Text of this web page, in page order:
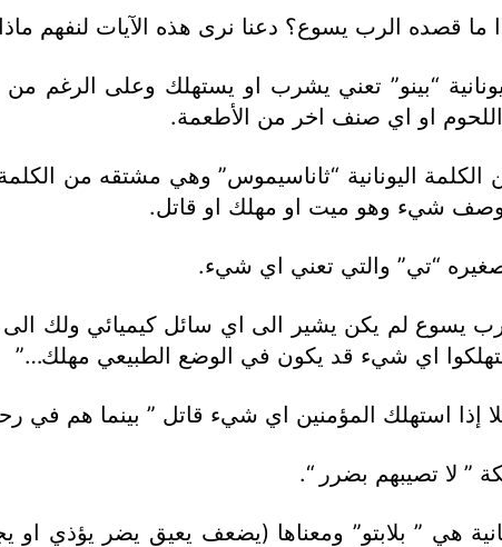
قصده الرب يسوع؟ دعنا نرى هذه الآيات لنفهم
“بينو” تعني يشرب او يستهلك وعلى
او اي صنف اخر من الأطعمة.
اليونانية “ثاناسيموس” وهي مشتقه من
“تي” والتي تعني اي شيء.
يسوع لم يكن يشير الى اي سائل كيميائي ولك
اي شيء قد يكون في الوضع الطبيعي مهلك…”
إذا استهلك المؤمنين اي شيء قاتل ” بينما هم في
” لا تصيبهم بضرر “.
هي ” بلابتو” ومعناها (يضعف يعيق يضر يؤذي